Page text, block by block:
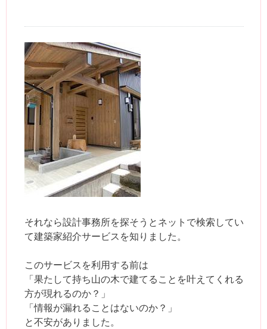
それなら設計事務所を探そうとネットで検索してい
て建築家紹介サービスを知りました。
このサービスを利用する前は
「果たして持ち山の木で建てることを叶えてくれる
方が現れるのか？」
「情報が漏れることはないのか？」
と不安がありました。